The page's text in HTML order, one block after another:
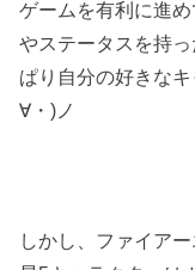
ゲームを有利に進
やステータスを持
ぱり自分の好きな
∀・)ノ
しかし、ファイア